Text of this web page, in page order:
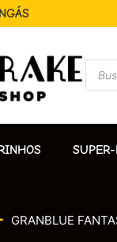
GRANBLUE